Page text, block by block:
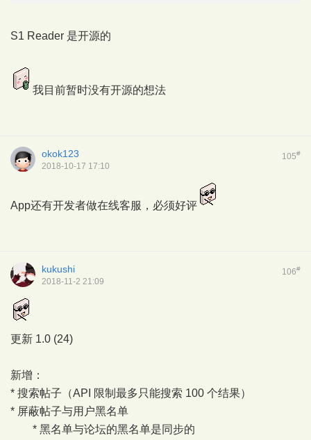
S1 Reader 是开源的
我目前暂时没有开源的想法
105#
okok123
2018-10-17 17:10
App还有开发者做在线客服，必须好评
106#
kukushi
2018-11-2 21:09
更新 1.0 (24)
新增：
* 搜索帖子（API 限制最多只能搜索 100 个结果）
* 屏蔽帖子与用户黑名单
* 黑名单与论坛的黑名单是同步的